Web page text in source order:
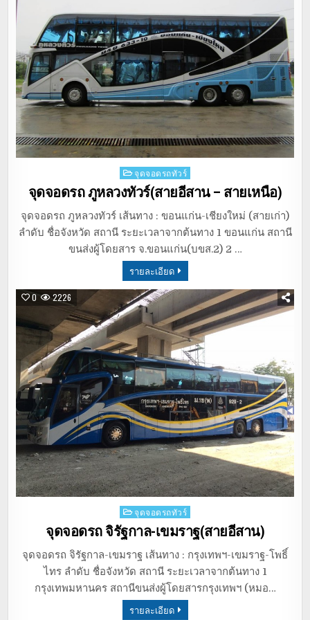
Posted
in
จุดจอดรถทัวร์
จุดจอดรถ ภูหลวงทัวร์(สายอีสาน – สายเหนือ)
จุดจอดรถ ภูหลวงทัวร์ เส้นทาง : ขอนแก่น-เชียงใหม่ (สายเก่า)
ลำดับ ชื่อจังหวัด สถานี ระยะเวลาจากต้นทาง 1 ขอนแก่น สถานี
ขนส่งผู้โดยสาร จ.ขอนแก่น(บขส.2) 2 …
รายละเอียด
0 2226
Posted
in
จุดจอดรถทัวร์
จุดจอดรถ จิรัฐกาล-เขมราฐ(สายอีสาน)
จุดจอดรถ จิรัฐกาล-เขมราฐ เส้นทาง : กรุงเทพฯ-เขมราฐ-โพธิ์
ไทร ลำดับ ชื่อจังหวัด สถานี ระยะเวลาจากต้นทาง 1
กรุงเทพมหานคร สถานีขนส่งผู้โดยสารกรุงเทพฯ (หมอ…
รายละเอียด